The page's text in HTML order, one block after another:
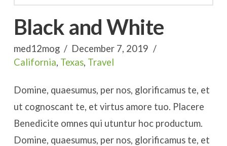
Black and White
med12mog
December 7, 2019
California, Texas, Travel
Domine, quaesumus, per nos, glorificamus te, et
ut cognoscant te, et virtus amore tuo. Placere
Benedicite omnes qui utuntur hoc productum.
Domine, quaesumus, per nos, glorificamus te, et